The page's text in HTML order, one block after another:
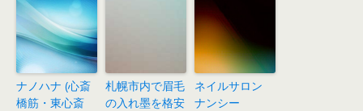
ナノハナ (心斎
橋筋・東心斎
札幌市内で眉毛
の入れ墨を格安
ネイルサロン
ナンシー